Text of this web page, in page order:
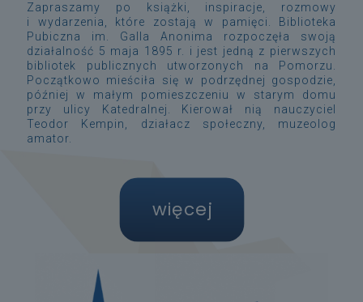
Zapraszamy po książki, inspiracje, rozmowy
i wydarzenia, które zostają w pamięci.
Biblioteka
Pubiczna im. Galla Anonima
rozpoczęła swoją
działalność 5 maja 1895 r. i jest jedną z pierwszych
bibliotek publicznych utworzonych na Pomorzu.
Początkowo mieściła się w podrzędnej gospodzie,
później w małym pomieszczeniu w starym domu
przy ulicy Katedralnej. Kierował nią nauczyciel
Teodor Kempin, działacz społeczny, muzeolog
amator
więcej